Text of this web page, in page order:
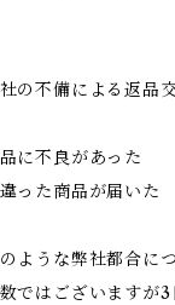
社の不備による返品交
品に不良があった
違った商品が届いた
ような弊社都合に
ではございますが